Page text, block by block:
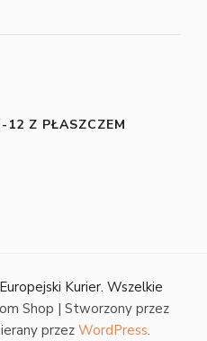
Z PŁASZCZEM
Europejski Kurier. Wszelkie
Shop | Stworzony przez
przezWordPress.